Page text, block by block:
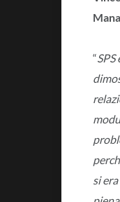
“
si